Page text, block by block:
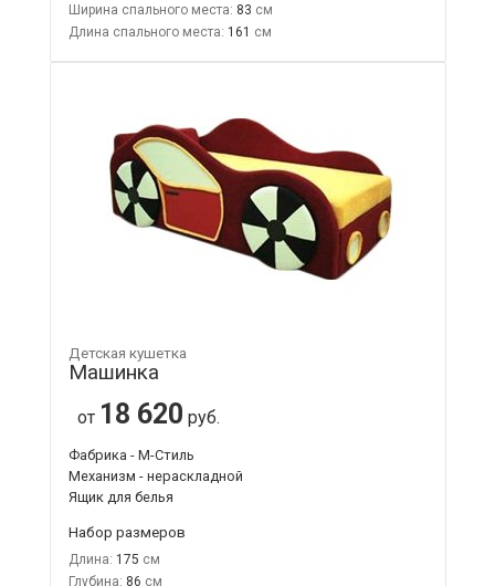
Ширина спального места: 83
Длина спального места: 161
Детская кушетка
Машинка
от 18 620 руб.
Фабрика - М-Стиль
Механизм - нераскладной
Ящик для белья
Набор размеров
Длина: 175
Глубина: 86